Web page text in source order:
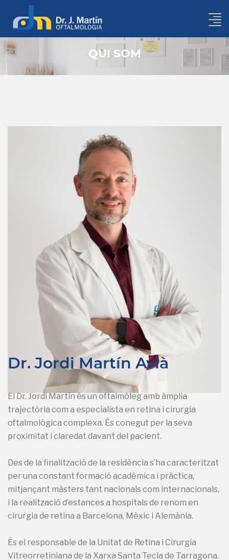
QUI SOM
Dr. Jordi Martín Avià
El Dr. Jordi Martín és un oftalmòleg amb àmplia
trajectòria com a especialista en retina i cirurgia
oftalmològica complexa. És conegut per la seva
proximitat i claredat davant del pacient.
Des de la finalització de la residència s’ha caracteritzat
per una constant formació acadèmica i pràctica,
mitjançant màsters tant nacionals com internacionals,
i la realització d’estances a hospitals de renom en
cirurgia de retina a Barcelona, Mèxic i Alemània.
És el responsable de la Unitat de Retina i Cirurgia
Vitreorretiniana de la Xarxa Santa Tecla de Tarragona.